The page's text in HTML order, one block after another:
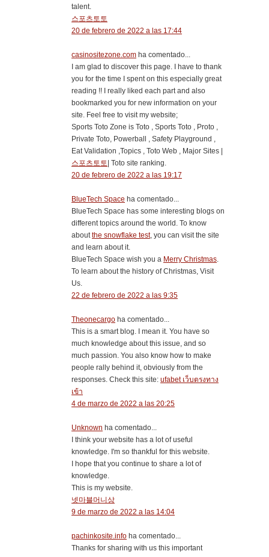
talent.
스포츠토토
20 de febrero de 2022 a las 17:44
casinositezone.com ha comentado...
I am glad to discover this page. I have to thank
you for the time I spent on this especially great
reading !! I really liked each part and also
bookmarked you for new information on your
site. Feel free to visit my website;
Sports Toto Zone is Toto , Sports Toto , Proto ,
Private Toto, Powerball , Safety Playground ,
Eat Validation ,Topics , Toto Web , Major Sites |
스포츠토토 | Toto site ranking.
20 de febrero de 2022 a las 19:17
BlueTech Space ha comentado...
BlueTech Space has some interesting blogs on
different topics around the world. To know
aboutthe snowflake test, you can visit the site
and learn about it.
BlueTech Space wish you a Merry Christmas.
To learn about the history of Christmas, Visit
Us.
22 de febrero de 2022 a las 9:35
Theonecargo ha comentado...
This is a smart blog. I mean it. You have so
much knowledge about this issue, and so
much passion. You also know how to make
people rally behind it, obviously from the
responses. Check this site: ufabet เว็บตรงทาง
เข้า
4 de marzo de 2022 a las 20:25
Unknown ha comentado...
I think your website has a lot of useful
knowledge. I'm so thankful for this website.
I hope that you continue to share a lot of
knowledge.
This is my website.
넷마블머니상
9 de marzo de 2022 a las 14:04
pachinkosite.info ha comentado...
Thanks for sharing with us this important